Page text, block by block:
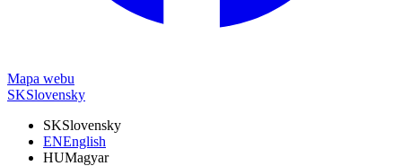
Mapa webu
SKSlovensky
SKSlovensky
ENEnglish
HUMagyar